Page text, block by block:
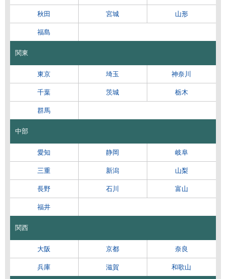
秋田 宮城 山形
福島
関東
東京 埼玉 神奈川
千葉 茨城 栃木
群馬
中部
愛知 静岡 岐阜
三重 新潟 山梨
長野 石川 富山
福井
関西
大阪 京都 奈良
兵庫 滋賀 和歌山